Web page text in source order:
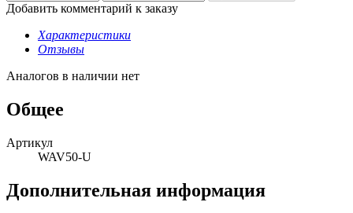
Добавить комментарий к заказу
Характеристики
Отзывы
Аналогов в наличии нет
Общее
Артикул
WAV50-U
Дополнительная информация